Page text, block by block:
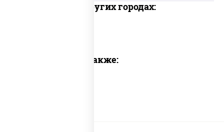
Доставка в других городах:
Предлагаем также: